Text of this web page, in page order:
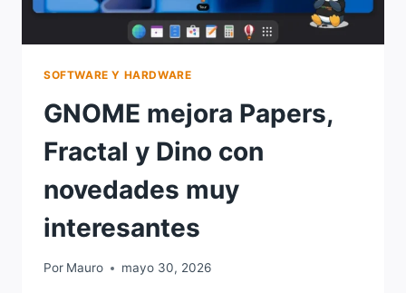
SOFTWARE Y HARDWARE
GNOME mejora Papers,
Fractal y Dino con
novedades muy
interesantes
Por Mauro mayo 30, 2026